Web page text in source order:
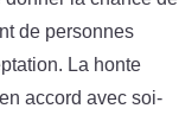
de personnes
La honte
accord avec soi-